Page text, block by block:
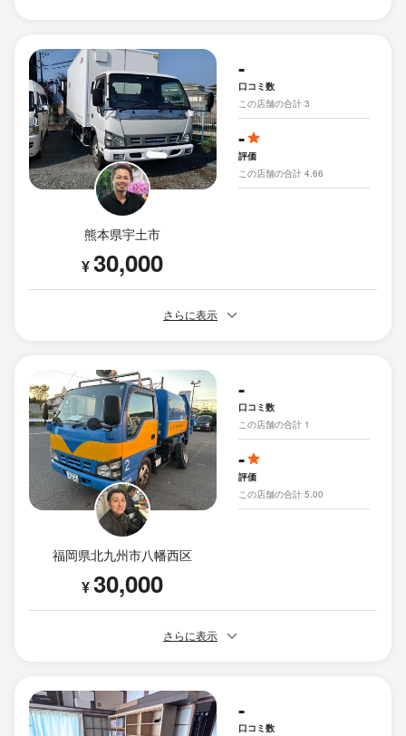
熊本県宇土市
¥30,000
-
口コミ数
この店舗の合計 3
-
評価
この店舗の合計 4.66
さらに表示
福岡県北九州市八幡西区
¥30,000
-
口コミ数
この店舗の合計 1
-
評価
この店舗の合計 5.00
さらに表示
-
口コミ数